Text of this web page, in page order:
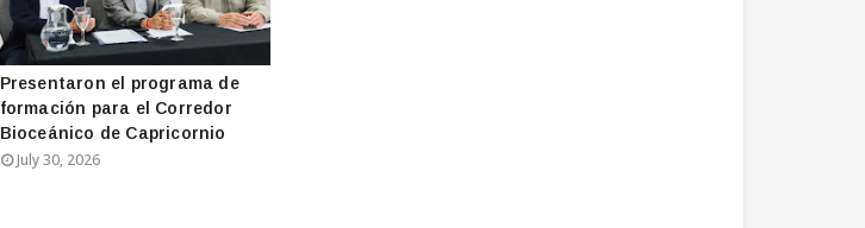
Presentaron el programa de
formación para el Corredor
Bioceánico de Capricornio
July 30, 2026